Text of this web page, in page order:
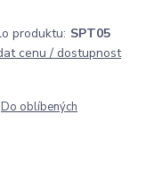
produktu: SPT05
cenu / dostupnost
Do oblíbených